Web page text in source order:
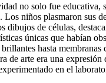
no solo fue educativa,
Los niños plasmaron sus
dibujos de células,
únicas que habían
hasta membranas
de arte era una
en el